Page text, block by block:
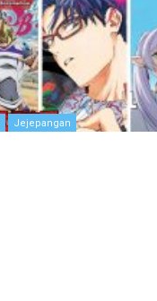
Jejepangan